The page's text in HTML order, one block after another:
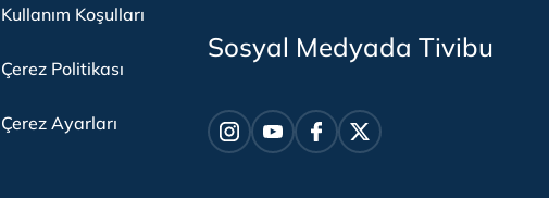
Kullanım Koşulları
Çerez Politikası
Çerez Ayarları
Sosyal Medyada Tivibu